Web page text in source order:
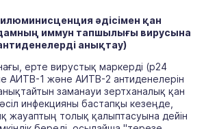
әдісімен қан
иммун тапшылығы вирусына
анықтау)
ерте вирустық маркерді (p24
АИТВ-1 және АИТВ-2 антиденелерін
заманауи зертханалық қан
инфекцияны бастапқы кезеңде,
жауаптың толық қалыптасуына дейін